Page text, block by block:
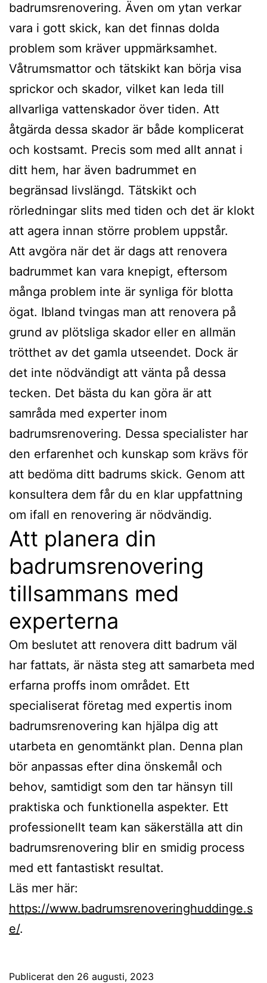
badrumsrenovering. Även om ytan verkar
vara i gott skick, kan det finnas dolda
problem som kräver uppmärksamhet.
Våtrumsmattor och tätskikt kan börja visa
sprickor och skador, vilket kan leda till
allvarliga vattenskador över tiden. Att
åtgärda dessa skador är både komplicerat
och kostsamt. Precis som med allt annat i
ditt hem, har även badrummet en
begränsad livslängd. Tätskikt och
rörledningar slits med tiden och det är klokt
att agera innan större problem uppstår.
Att avgöra när det är dags att renovera
badrummet kan vara knepigt, eftersom
många problem inte är synliga för blotta
ögat. Ibland tvingas man att renovera på
grund av plötsliga skador eller en allmän
trötthet av det gamla utseendet. Dock är
det inte nödvändigt att vänta på dessa
tecken. Det bästa du kan göra är att
samråda med experter inom
badrumsrenovering. Dessa specialister har
den erfarenhet och kunskap som krävs för
att bedöma ditt badrums skick. Genom att
konsultera dem får du en klar uppfattning
om ifall en renovering är nödvändig.
Att planera din
badrumsrenovering
tillsammans med
experterna
Om beslutet att renovera ditt badrum väl
har fattats, är nästa steg att samarbeta med
erfarna proffs inom området. Ett
specialiserat företag med expertis inom
badrumsrenovering kan hjälpa dig att
utarbeta en genomtänkt plan. Denna plan
bör anpassas efter dina önskemål och
behov, samtidigt som den tar hänsyn till
praktiska och funktionella aspekter. Ett
professionellt team kan säkerställa att din
badrumsrenovering blir en smidig process
med ett fantastiskt resultat.
Läs mer här:
https://www.badrumsrenoveringhuddinge.s
e/.
Publicerat den 26 augusti, 2023